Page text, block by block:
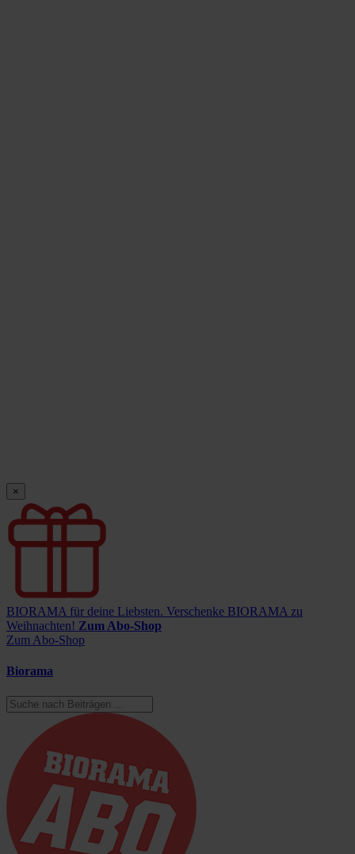
×
BIORAMA für deine Liebsten. Verschenke BIORAMA zu
Weihnachten! Zum Abo-Shop
Zum Abo-Shop
Biorama